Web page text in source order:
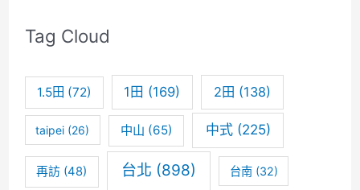
據
年
度
總
字
Tag Cloud
1.5田 (72) 1田 (169) 2田 (138)
taipei (26) 中山 (65) 中式(225)
再訪 (48) 台北 (898) 台南(32)